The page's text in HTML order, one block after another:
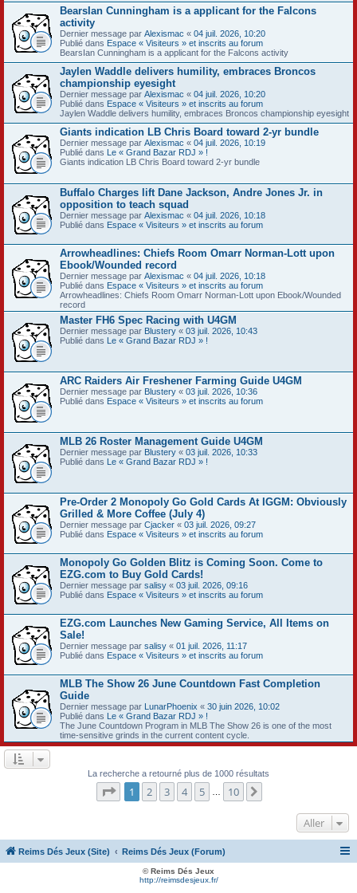
BearsIan Cunningham is a applicant for the Falcons
activity
Dernier message par Alexismac « 04 juil. 2026, 10:20
Publié dans Espace « Visiteurs » et inscrits au forum
BearsIan Cunningham is a applicant for the Falcons activity
Jaylen Waddle delivers humility, embraces Broncos
championship eyesight
Dernier message par Alexismac « 04 juil. 2026, 10:20
Publié dans Espace « Visiteurs » et inscrits au forum
Jaylen Waddle delivers humility, embraces Broncos championship eyesight
Giants indication LB Chris Board toward 2-yr bundle
Dernier message par Alexismac « 04 juil. 2026, 10:19
Publié dans Le « Grand Bazar RDJ » !
Giants indication LB Chris Board toward 2-yr bundle
Buffalo Charges lift Dane Jackson, Andre Jones Jr. in
opposition to teach squad
Dernier message par Alexismac « 04 juil. 2026, 10:18
Publié dans Espace « Visiteurs » et inscrits au forum
Arrowheadlines: Chiefs Room Omarr Norman-Lott upon
Ebook/Wounded record
Dernier message par Alexismac « 04 juil. 2026, 10:18
Publié dans Espace « Visiteurs » et inscrits au forum
Arrowheadlines: Chiefs Room Omarr Norman-Lott upon Ebook/Wounded
record
Master FH6 Spec Racing with U4GM
Dernier message par Blustery « 03 juil. 2026, 10:43
Publié dans Le « Grand Bazar RDJ » !
ARC Raiders Air Freshener Farming Guide U4GM
Dernier message par Blustery « 03 juil. 2026, 10:36
Publié dans Espace « Visiteurs » et inscrits au forum
MLB 26 Roster Management Guide U4GM
Dernier message par Blustery « 03 juil. 2026, 10:33
Publié dans Le « Grand Bazar RDJ » !
Pre-Order 2 Monopoly Go Gold Cards At IGGM: Obviously
Grilled & More Coffee (July 4)
Dernier message par Cjacker « 03 juil. 2026, 09:27
Publié dans Espace « Visiteurs » et inscrits au forum
Monopoly Go Golden Blitz is Coming Soon. Come to
EZG.com to Buy Gold Cards!
Dernier message par salisy « 03 juil. 2026, 09:16
Publié dans Espace « Visiteurs » et inscrits au forum
EZG.com Launches New Gaming Service, All Items on
Sale!
Dernier message par salisy « 01 juil. 2026, 11:17
Publié dans Espace « Visiteurs » et inscrits au forum
MLB The Show 26 June Countdown Fast Completion
Guide
Dernier message par LunarPhoenix « 30 juin 2026, 10:02
Publié dans Le « Grand Bazar RDJ » !
The June Countdown Program in MLB The Show 26 is one of the most
time-sensitive grinds in the current content cycle.
La recherche a retourné plus de 1000 résultats
Page sur10
1 2 3 4 5 10
Aller
Reims Dés Jeux (Site) Reims Dés Jeux (Forum)
© Reims Dés Jeux
http://reimsdesjeux.fr/